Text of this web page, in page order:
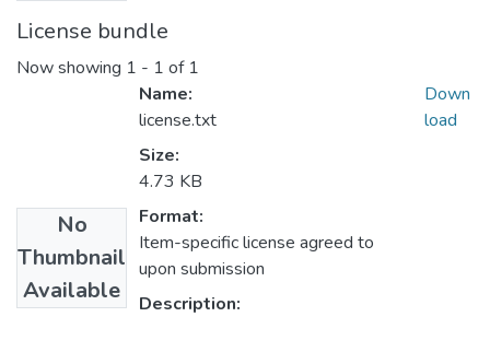
License bundle
Now showing 1 - 1 of 1
No
Thumbnail
Available
Name:
license.txt
Size:
4.73 KB
Format:
Item-specific license agreed to
upon submission
Description:
Down
load